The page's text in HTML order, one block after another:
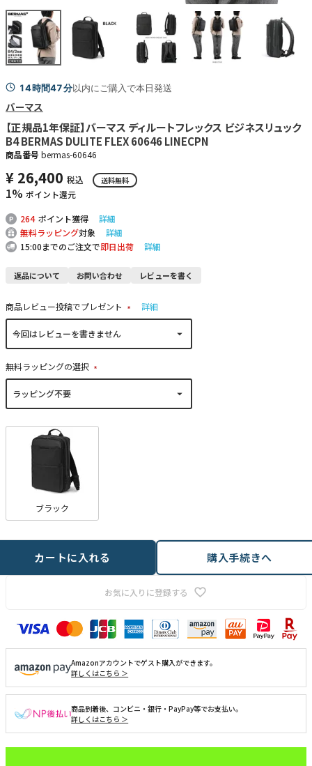
14時間47分以内にご購入で本日発送
バーマス
【正規品1年保証】バーマス ディルートフレックス ビジネスリュック
B4 BERMAS DULITE FLEX 60646 LINECPN
商品番号 bermas-60646
¥ 26,400 税込 送料無料
1% ポイント還元
264 ポイント獲得
詳細
無料ラッピング対象
詳細
15:00までのご注文で即日出荷 詳細
返品について お問い合わせ レビューを書く
商品レビュー投稿でプレゼント
(
詳細
無料ラッピングの選択
(
ブラック
お気に入りに登録する
カートに入れる 購入手続きへ
Amazonアカウントでゲスト購入ができます。
詳しくはこちら ＞
商品到着後、コンビニ・銀行・PayPay等でお支払い。
詳しくはこちら ＞